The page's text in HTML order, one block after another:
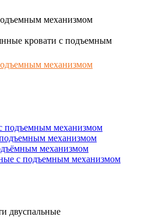
механизмом
кровати с подъемным
механизмом
подъемным механизмом
механизмом
механизмом
с подъемным механизмом
двуспальные